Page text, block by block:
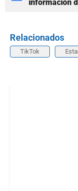
información
Relacionados
TikTok